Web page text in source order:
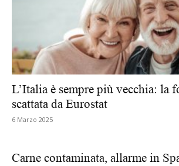
L’Italia è sempre più vecchia: la
scattata da Eurostat
6 Marzo 2025
Carne contaminata, allarme in